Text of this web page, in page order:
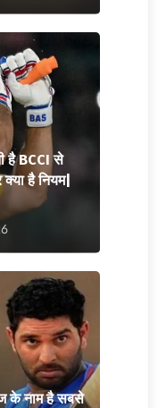
है BCCI से
है नियम|
के नाम है सबसे